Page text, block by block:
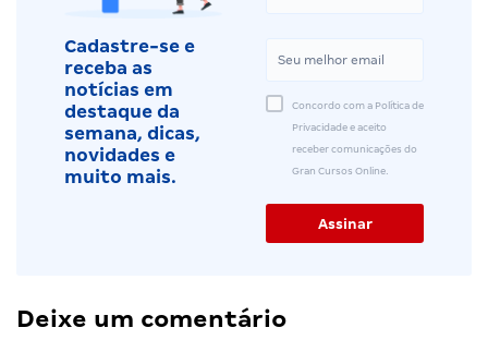
Cadastre-se e
receba as
notícias em
destaque da
semana, dicas,
novidades e
muito mais.
Concordo com a Política de
Privacidade e aceito
receber comunicações do
Gran Cursos Online.
Deixe um comentário